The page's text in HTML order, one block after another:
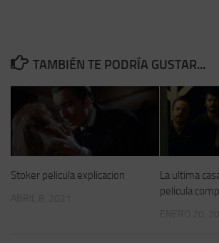
TAMBIÉN TE PODRÍA GUSTAR...
Stoker pelicula explicacion
La ultima
pelicula